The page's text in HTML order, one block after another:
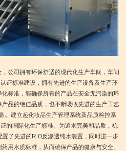
公司拥有环保舒适的现代化生产车间，车间
证标准建设，拥有先进的生产设备及生产环
标准，能确保所有的产品在安全无污染的环
品的绝佳品质，也不断吸收先进的生产工艺
。建立起化妆品生产管理系统及品质检控系
的国际化生产标准。为追求完美和品质，杭
了先进的R.O反渗透纯水装置，同时进一步
用水质标准，从而确保产品的健康与安全。